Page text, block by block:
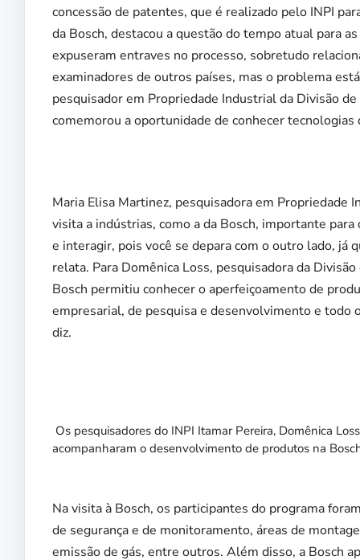
concessão de patentes, que é realizado pelo INPI
da Bosch, destacou a questão do tempo atual para
expuseram entraves no processo, sobretudo
examinadores de outros países, mas o problema
pesquisador em Propriedade Industrial da Divisão
comemorou a oportunidade de conhecer
Maria Elisa Martinez, pesquisadora em Propriedade
visita a indústrias, como a da Bosch, importante
e interagir, pois você se depara com o outro lado, já
relata. Para Domênica Loss, pesquisadora da
Bosch permitiu conhecer o aperfeiçoamento de
empresarial, de pesquisa e desenvolvimento e todo
diz.
Os pesquisadores do INPI Itamar Pereira, Domênica
acompanharam o desenvolvimento de produtos na
Na visita à Bosch, os participantes do programa
de segurança e de monitoramento, áreas de
emissão de gás, entre outros. Além disso, a Bosch